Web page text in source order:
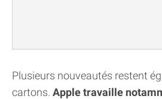
Plusieurs nouveautés restent
cartons. Apple travaille